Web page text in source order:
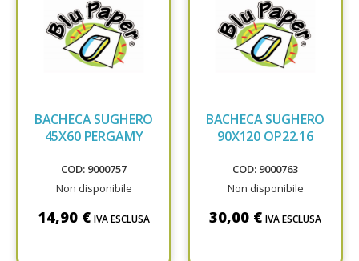
BACHECA SUGHERO
45X60 PERGAMY
COD: 9000757
Non disponibile
14,90 € IVA ESCLUSA
BACHECA SUGHERO
90X120 OP22.16
COD: 9000763
Non disponibile
30,00 € IVA ESCLUSA